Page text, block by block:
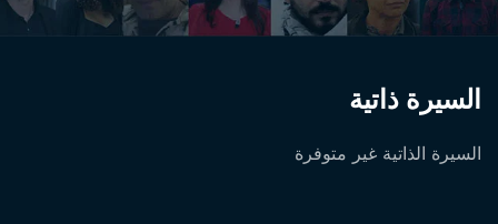
السيرة ذاتية
السيرة الذاتية غير متوفرة